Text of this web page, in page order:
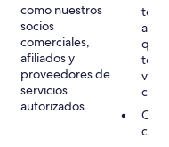
como nuestros
socios
comerciales,
afiliados y
proveedores de
servicios
autorizados
que
ver,